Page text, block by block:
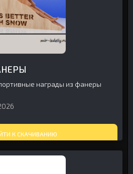
награды из фанеры
К СКАЧИВАНИЮ